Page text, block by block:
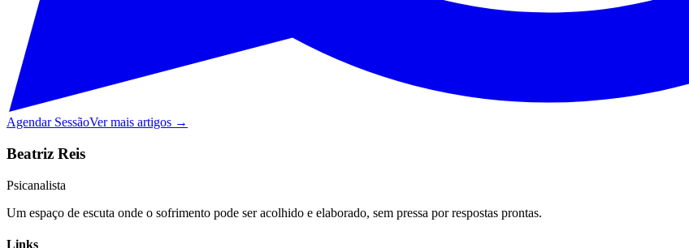
Agendar SessãoVer mais artigos →
Beatriz Reis
Psicanalista
Um espaço de escuta onde o sofrimento pode ser acolhido e elaborado, sem pressa por respostas prontas.
Links